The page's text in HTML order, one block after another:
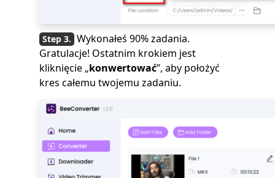
Wykonałeś 90% zadania.
Gratulacje! Ostatnim krokiem jest
kliknięcie „konwertować”, aby położyć
kres całemu twojemu zadaniu.